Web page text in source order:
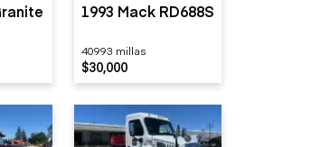
1993 Mack RD688S
40993 millas
$30,000